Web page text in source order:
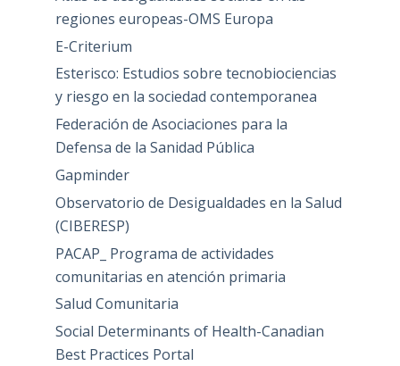
regiones europeas-OMS Europa
E-Criterium
Esterisco: Estudios sobre tecnobiociencias
y riesgo en la sociedad contemporanea
Federación de Asociaciones para la
Defensa de la Sanidad Pública
Gapminder
Observatorio de Desigualdades en la Salud
(CIBERESP)
PACAP_ Programa de actividades
comunitarias en atención primaria
Salud Comunitaria
Social Determinants of Health-Canadian
Best Practices Portal